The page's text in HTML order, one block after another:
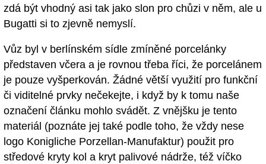
zdá být vhodný asi tak jako slon pro chůzi v něm, ale u
Bugatti si to zjevně nemyslí.
Vůz byl v berlínském sídle zmíněné porcelánky
představen včera a je rovnou třeba říci, že porcelánem
je pouze vyšperkován. Žádné větší využití pro funkční
či viditelné prvky nečekejte, i když by k tomu naše
označení článku mohlo svádět. Z vnějšku je tento
materiál (poznáte jej také podle toho, že vždy nese
logo Konigliche Porzellan-Manufaktur) použit pro
středové kryty kol a kryt palivové nádrže, též víčko